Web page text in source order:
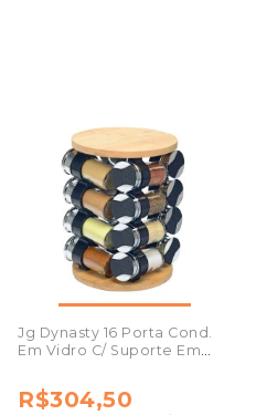
Jg Dynasty 16 Porta Cond.
Em Vidro C/ Suporte Em
R$304,50